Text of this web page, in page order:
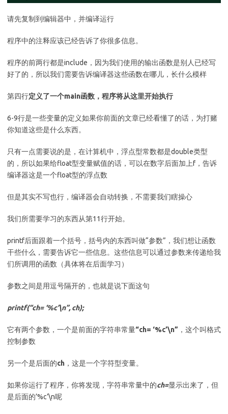
请先复制到编辑器中，并编译运行
程序中的注释应该已经告诉了你很多信息。
程序的前两行都是include，因为我们使用的输出函数是别人已经写
好了的，所以我们需要告诉编译器这些函数在哪儿，长什么模样
第四行定义了一个main函数，程序将从这里开始执行
6-9行是一些变量的定义如果你前面的文章已经看懂了的话，为打赌
你知道这些是什么东西。
只有一点需要说的是，在计算机中，浮点型常数都是double类型
的，所以如果给float型变量赋值的话，可以在数字后面加上f，告诉
编译器这是一个float型的浮点数
但是其实不写也行，编译器会自动转换，不需要我们瞎操心
我们所需要学习的东西从第11行开始。
printf后面跟着一个括号，括号内的东西叫做“参数”，我们想让函数
干些什么，需要告诉它一些信息。这些信息可以通过参数来传递给我
们所调用的函数（具体将在后面学习）
参数之间是用逗号隔开的，也就是说下面这句
printf(“ch= ‘%c’\n”, ch);
它有两个参数，一个是前面的字符串常量“ch= ‘%c’\n” ，这个叫格式
控制参数
另一个是后面的ch ，这是一个字符型变量。
如果你运行了程序，你将发现，字符串常量中的ch=显示出来了，但
是后面的’%c’\n呢